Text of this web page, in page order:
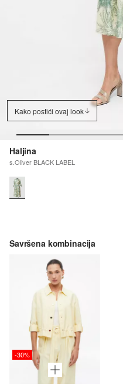
Kako postići ovaj look
Haljina
s.Oliver BLACK LABEL
Savršena kombinacija
-30%